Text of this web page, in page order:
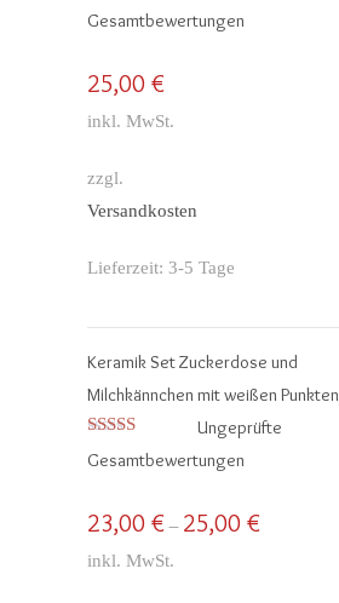
Bewertet mit
5.00von 5
Gesamtbewertungen
25,00 €
inkl. MwSt.
zzgl.
Versandkosten
Lieferzeit: 3-5 Tage
Keramik Set Zuckerdose und
Milchkännchen mit weißen Punkten
Bewertet mit
5.00von 5
Ungeprüfte
Gesamtbewertungen
23,00 € – 25,00 €
inkl. MwSt.